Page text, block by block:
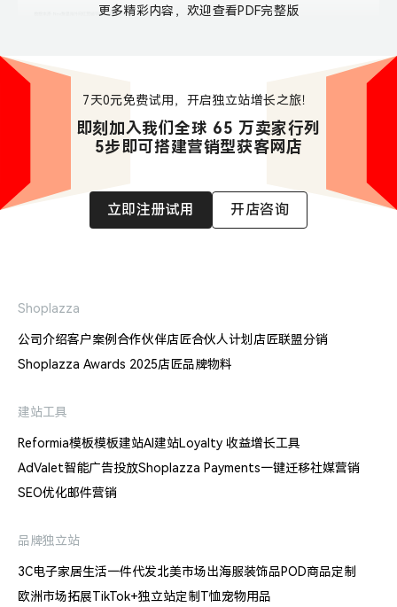
更多精彩内容，欢迎查看PDF完整版
7天0元免费试用，开启独立站增长之旅！
即刻加入我们全球 65 万卖家行列
5步即可搭建营销型获客网店
立即注册试用 开店咨询
Shoplazza
公司介绍客户案例 合作伙伴店匠合伙人计划 店匠联盟分销
Shoplazza Awards 2025店匠品牌物料
建站工具
Reformia模板模板建站AI建站Loyalty 收益增长工具
AdValet智能广告投放Shoplazza Payments一键迁移社媒营销
SEO优化邮件营销
品牌独立站
3C电子家居生活一件代发北美市场出海服装饰品POD商品定制
欧洲市场拓展TikTok+独立站定制T恤宠物用品